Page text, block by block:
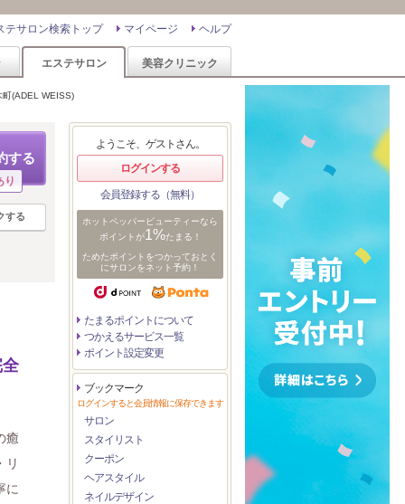
ヘルプ
マイページ
テサロン検索トップ
エステサロン 美容クリニック
町(ADEL WEISS)
する
り
する
癒
リ
に
ようこそ、ゲストさん。
ログインする
会員登録する（無料）
ホットペッパービューティーなら
ポイントが1%たまる！
ためたポイントをつかっておとく
にサロンをネット予約！
たまるポイントについて
つかえるサービス一覧
ポイント設定変更
ブックマーク
ログインすると会員情報に保存できます
サロン
スタイリスト
クーポン
ヘアスタイル
ネイルデザイン